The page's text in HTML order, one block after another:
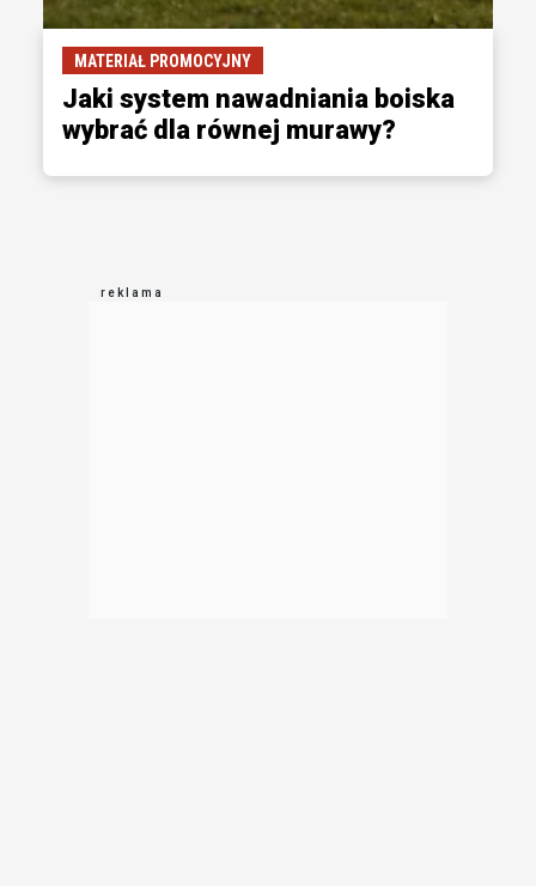
MATERIAŁ PROMOCYJNY
Jaki system nawadniania boiska
wybrać dla równej murawy?